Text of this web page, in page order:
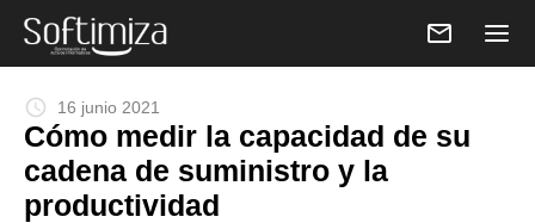
email
schedule 16 junio 2021
Cómo medir la capacidad de su
cadena de suministro y la
productividad